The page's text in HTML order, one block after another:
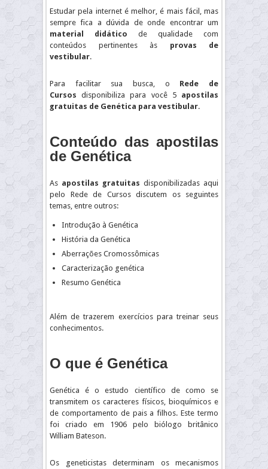
Estudar pela internet é melhor, é mais fácil, mas
sempre fica a dúvida de onde encontrar um
material didático de qualidade com
conteúdos pertinentes às provas de
vestibular.
Para facilitar sua busca, o Rede de
Cursos disponibiliza para você 5 apostilas
gratuitas de Genética para vestibular.
Conteúdo das apostilas
de Genética
As apostilas gratuitas disponibilizadas aqui
pelo Rede de Cursos discutem os seguintes
temas, entre outros:
Introdução à Genética
História da Genética
Aberrações Cromossômicas
Caracterização genética
Resumo Genética
Além de trazerem exercícios para treinar seus
conhecimentos.
O que é Genética
Genética é o estudo científico de como se
transmitem os caracteres físicos, bioquímicos e
de comportamento de pais a filhos. Este termo
foi criado em 1906 pelo biólogo britânico
William Bateson.
Os geneticistas determinam os mecanismos